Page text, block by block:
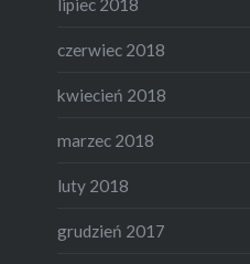
lipiec 2018
czerwiec 2018
kwiecień 2018
marzec 2018
luty 2018
grudzień 2017